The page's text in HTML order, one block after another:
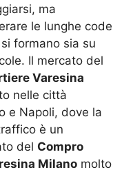
ma
le lunghe code
formano sia su
Il mercato del
Varesina
nelle città
e Napoli, dove la
è un
del Compro
Milano molto